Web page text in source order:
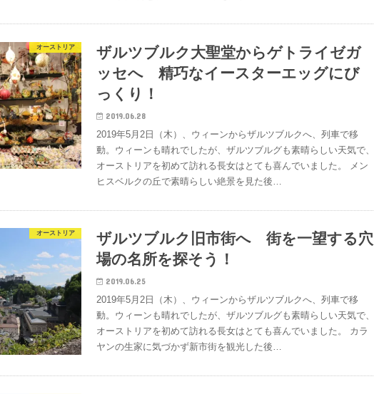
オーストリア
ザルツブルク大聖堂からゲトライゼガ
ッセへ 精巧なイースターエッグにび
っくり！
2019.06.28
2019年5月2日（木）、ウィーンからザルツブルクへ、列車で移
動。ウィーンも晴れでしたが、ザルツブルグも素晴らしい天気で、
オーストリアを初めて訪れる長女はとても喜んでいました。 メン
ヒスベルクの丘で素晴らしい絶景を見た後…
オーストリア
ザルツブルク旧市街へ 街を一望する穴
場の名所を探そう！
2019.06.25
2019年5月2日（木）、ウィーンからザルツブルクへ、列車で移
動。ウィーンも晴れでしたが、ザルツブルグも素晴らしい天気で、
オーストリアを初めて訪れる長女はとても喜んでいました。 カラ
ヤンの生家に気づかず新市街を観光した後…